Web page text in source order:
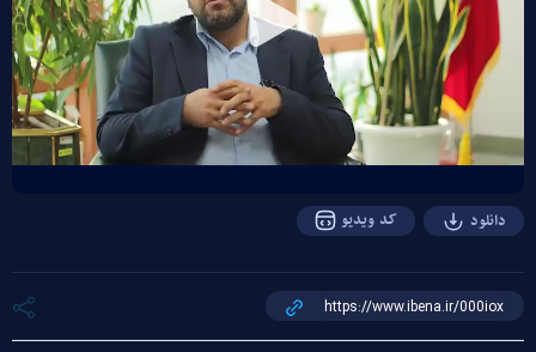
Play
Video
دانلود کد ویدیو